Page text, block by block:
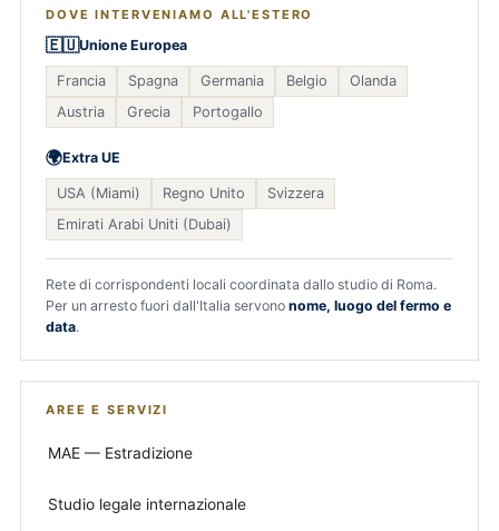
DOVE INTERVENIAMO ALL'ESTERO
🇪🇺Unione Europea
Francia Spagna Germania Belgio
Olanda
Austria
Grecia Portogallo
🌍Extra UE
USA (Miami) Regno Unito
Svizzera
Emirati Arabi Uniti (Dubai)
Rete di corrispondenti locali coordinata dallo studio di Roma.
Per un arresto fuori dall'Italia servono nome, luogo del fermo e
data.
AREE E SERVIZI
MAE — Estradizione
Studio legale internazionale